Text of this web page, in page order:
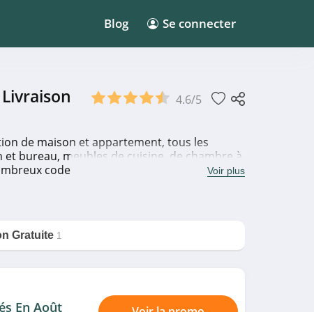
Blog Se connecter
4.6/5
de maison et appartement, tous les
bureau, meubles de cuisine, de chambre à
codes promo et bons de réduction
vite l'un de nos coupons pour
Voir plus
Gratuite 1
En Août